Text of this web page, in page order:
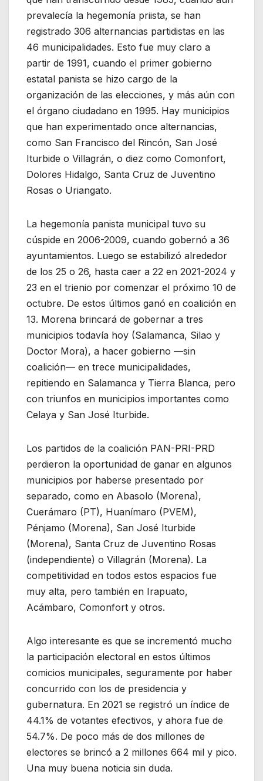
prevalecía la hegemonía priista, se han
registrado 306 alternancias partidistas en las
46 municipalidades. Esto fue muy claro a
partir de 1991, cuando el primer gobierno
estatal panista se hizo cargo de la
organización de las elecciones, y más aún con
el órgano ciudadano en 1995. Hay municipios
que han experimentado once alternancias,
como San Francisco del Rincón, San José
Iturbide o Villagrán, o diez como Comonfort,
Dolores Hidalgo, Santa Cruz de Juventino
Rosas o Uriangato.
La hegemonía panista municipal tuvo su
cúspide en 2006-2009, cuando gobernó a 36
ayuntamientos. Luego se estabilizó alrededor
de los 25 o 26, hasta caer a 22 en 2021-2024 y
23 en el trienio por comenzar el próximo 10 de
octubre. De estos últimos ganó en coalición en
13. Morena brincará de gobernar a tres
municipios todavía hoy (Salamanca, Silao y
Doctor Mora), a hacer gobierno ­—sin
coalición— en trece municipalidades,
repitiendo en Salamanca y Tierra Blanca, pero
con triunfos en municipios importantes como
Celaya y San José Iturbide.
Los partidos de la coalición PAN-PRI-PRD
perdieron la oportunidad de ganar en algunos
municipios por haberse presentado por
separado, como en Abasolo (Morena),
Cuerámaro (PT), Huanímaro (PVEM),
Pénjamo (Morena), San José Iturbide
(Morena), Santa Cruz de Juventino Rosas
(independiente) o Villagrán (Morena). La
competitividad en todos estos espacios fue
muy alta, pero también en Irapuato,
Acámbaro, Comonfort y otros.
Algo interesante es que se incrementó mucho
la participación electoral en estos últimos
comicios municipales, seguramente por haber
concurrido con los de presidencia y
gubernatura. En 2021 se registró un índice de
44.1% de votantes efectivos, y ahora fue de
54.7%. De poco más de dos millones de
electores se brincó a 2 millones 664 mil y pico.
Una muy buena noticia sin duda.